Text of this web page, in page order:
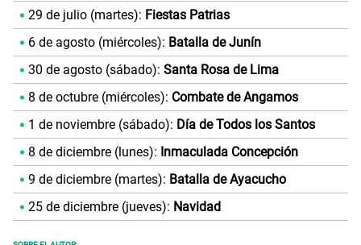
29 de julio (martes): Fiestas Patrias
6 de agosto (miércoles): Batalla de Junín
30 de agosto (sábado): Santa Rosa de Lima
8 de octubre (miércoles): Combate de Angamos
1 de noviembre (sábado): Día de Todos los Santos
8 de diciembre (lunes): Inmaculada Concepción
9 de diciembre (martes): Batalla de Ayacucho
25 de diciembre (jueves): Navidad